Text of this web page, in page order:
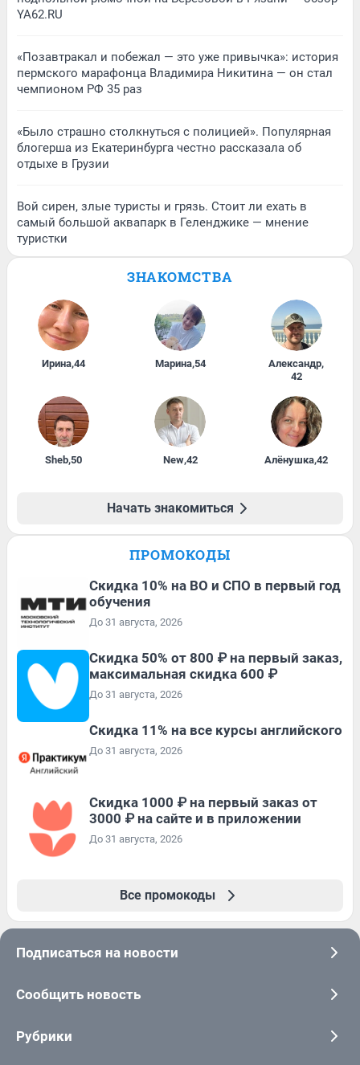
YA62.RU
«Позавтракал и побежал — это уже привычка»: история
пермского марафонца Владимира Никитина — он стал
чемпионом РФ 35 раз
«Было страшно столкнуться с полицией». Популярная
блогерша из Екатеринбурга честно рассказала об
отдыхе в Грузии
Вой сирен, злые туристы и грязь. Стоит ли ехать в
самый большой аквапарк в Геленджике — мнение
туристки
ЗНАКОМСТВА
Ирина,44 Марина,54 Александр,
42
Sheb,50 New,42 Алёнушка,42
Начать знакомиться
ПРОМОКОДЫ
Скидка 10% на ВО и СПО в первый год
обучения
До 31 августа, 2026
Скидка 50% от 800 ₽ на первый заказ,
максимальная скидка 600 ₽
До 31 августа, 2026
Скидка 11% на все курсы английского
До 31 августа, 2026
Скидка 1000 ₽ на первый заказ от
3000 ₽ на сайте и в приложении
До 31 августа, 2026
Все промокоды
Подписаться на новости
Сообщить новость
Рубрики